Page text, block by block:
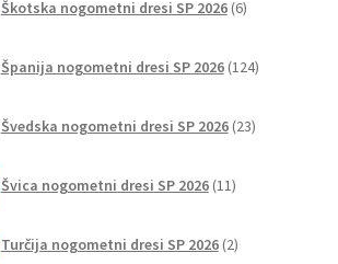
Škotska nogometni dresi SP 2026 6izdelkov
Španija nogometni dresi SP 2026 124izdelkov
Švedska nogometni dresi SP 2026 23izdelkov
Švica nogometni dresi SP 2026 11izdelkov
Turčija nogometni dresi SP 2026 2izdelka